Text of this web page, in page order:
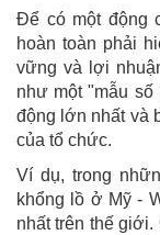
Để có một động
hoàn toàn phải
vững và lợi
như một "mẫu số
động lớn nhất và
của tổ chức.
Ví dụ, trong
khổng lồ ở Mỹ -
nhất trên thế giới.